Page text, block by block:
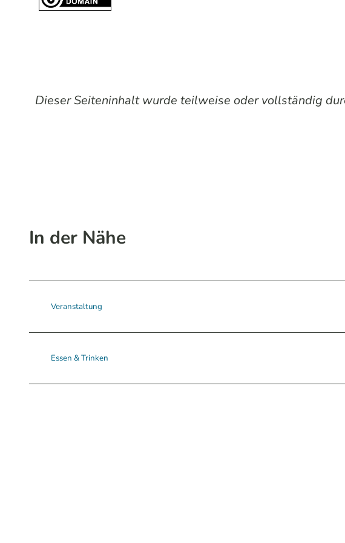
Dieser Seiteninhalt wurde teilweise oder vollständig
In der Nähe
Veranstaltung
Essen & Trinken